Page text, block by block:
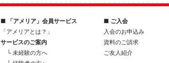
■ 「アメリア」会員サービス
「アメリアとは？」
サービスのご案内
└ 未経験の方へ
■ ご入会
入会のお申込み
資料のご請求
ご友人紹介